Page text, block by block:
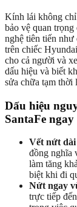
Kính lái không chỉ
bảo vệ quan
nghệ tiên tiến
trên chiếc
cho cả người và
dấu hiệu và biết
sửa chữa tạm thời
Dấu hiệu
SantaFe
Vết nứt dài
đồng nghĩa
làm tăng
biệt khi đi
Nứt ngay
trực tiếp